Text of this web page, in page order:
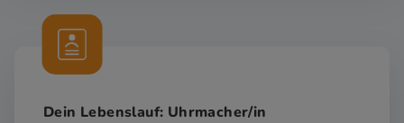
Dein Lebenslauf: Uhrmacher/in